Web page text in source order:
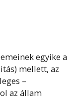
egyike a
mellett, az
–
az állam